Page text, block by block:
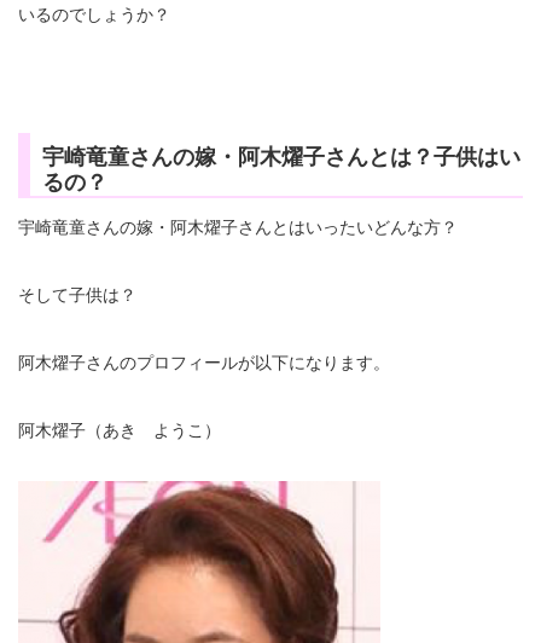
いるのでしょうか？
宇崎竜童さんの嫁・阿木燿子さんとは？子供はい
るの？
宇崎竜童さんの嫁・阿木燿子さんとはいったいどんな方？
そして子供は？
阿木燿子さんのプロフィールが以下になります。
阿木燿子（あき ようこ）